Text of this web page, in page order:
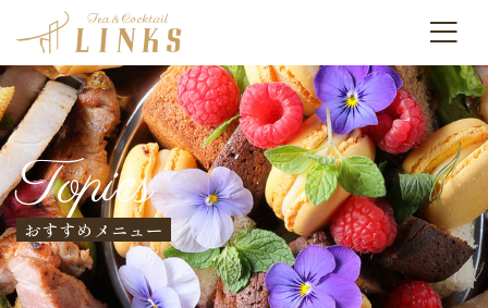
Topics
おすすめメニュー